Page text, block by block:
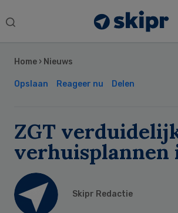
Search
Home › Nieuws
Opslaan Reageer nu Delen
ZGT
verhuisplannen
Skipr Redactie
Sidebar